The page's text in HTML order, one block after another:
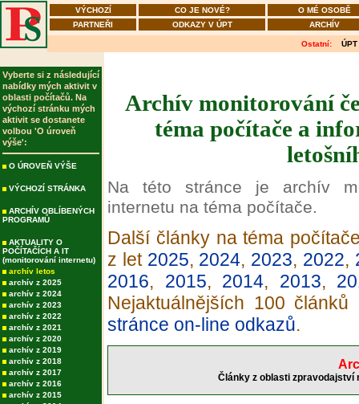
VÝCHOZÍ CO JE NOVÉ?
O MÉ OSOBĚ
PARTNEŘI
ODKAZY V ÚPT ARCHÍV
Ostatní: ÚPT
Vyberte si z následující
nabídky mých aktivit v
oblasti počítačů. Na
výchozí stránku mých
aktivit se dostanete
volbou 'O úroveň
výše':
O ÚROVEŇ VÝŠE
VÝCHOZÍ STRÁNKA
ARCHÍV OBLÍBENÝCH
PROGRAMŮ
AKTUALITY O
POČÍTAČÍCH A IT
(monitorování internetu)
archív letos
archív z 2025
archív z 2024
archív z 2023
archív z 2022
archív z 2021
archív z 2020
archív z 2019
archív z 2018
archív z 2017
archív z 2016
archív z 2015
Archív monitorování
téma počítače a
Na této stránce je archív
internetu na téma počítače.
Další články na téma
z let 2025, 2024, 2023, 2022,
2016, 2015, 2014, 2013,
Nejaktuálnějších 100
stránce on-line odkazů.
Články z oblasti